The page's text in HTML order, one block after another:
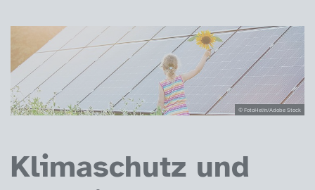
© FotoHelin/Adobe Stock
Klimaschutz und